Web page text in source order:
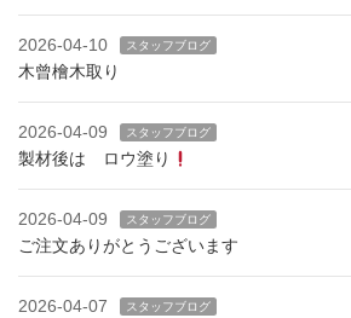
2026-04-10 スタッフブログ
木曾檜木取り
2026-04-09 スタッフブログ
製材後は ロウ塗り
2026-04-09 スタッフブログ
ご注文ありがとうございます
2026-04-07 スタッフブログ